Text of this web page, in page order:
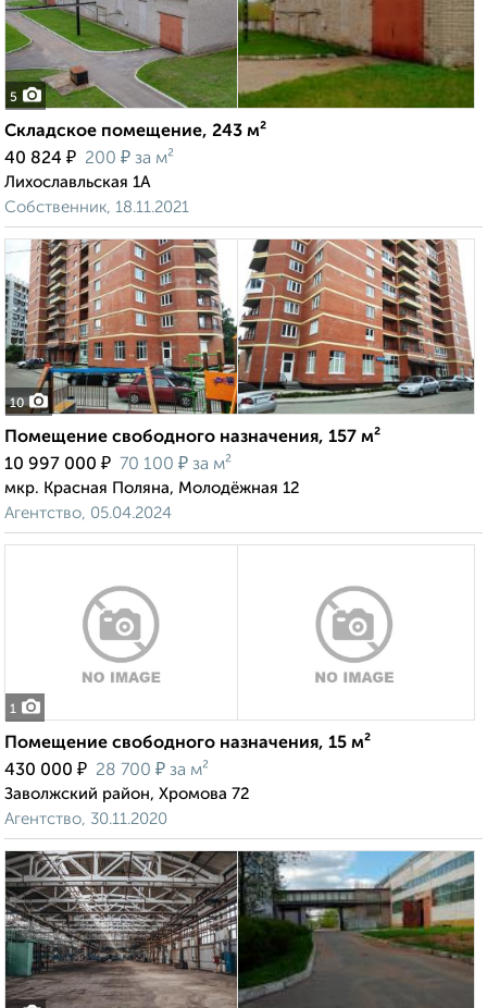
5
Складское помещение, 243 м²
40 824 ₽ 200 ₽ за м²
Лихославльская 1А
Собственник, 18.11.2021
10
Помещение свободного назначения, 157 м²
10 997 000 ₽ 70 100 ₽ за м²
мкр. Красная Поляна, Молодёжная 12
Агентство, 05.04.2024
1
Помещение свободного назначения, 15 м²
430 000 ₽ 28 700 ₽ за м²
Заволжский район, Хромова 72
Агентство, 30.11.2020